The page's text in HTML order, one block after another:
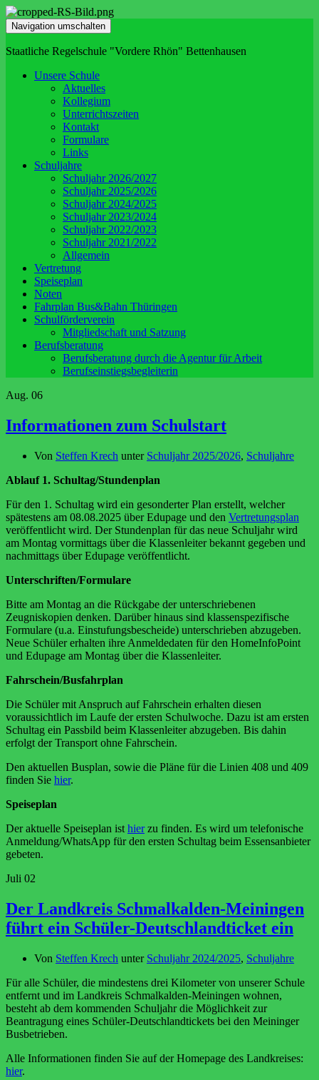
Navigation umschalten
Staatliche Regelschule "Vordere Rhön" Bettenhausen
Unsere Schule
Aktuelles
Kollegium
Unterrichtszeiten
Kontakt
Formulare
Links
Schuljahre
Schuljahr 2026/2027
Schuljahr 2025/2026
Schuljahr 2024/2025
Schuljahr 2023/2024
Schuljahr 2022/2023
Schuljahr 2021/2022
Allgemein
Vertretung
Speiseplan
Noten
Fahrplan Bus&Bahn Thüringen
Schulförderverein
Mitgliedschaft und Satzung
Berufsberatung
Berufsberatung durch die Agentur für Arbeit
Berufseinstiegsbegleiterin
Aug. 06
Informationen zum Schulstart
Von Steffen Krech unter Schuljahr 2025/2026, Schuljahre
Ablauf 1. Schultag/Stundenplan
Für den 1. Schultag wird ein gesonderter Plan erstellt, welcher
spätestens am 08.08.2025 über Edupage und den Vertretungsplan
veröffentlicht wird. Der Stundenplan für das neue Schuljahr wird
am Montag vormittags über die Klassenleiter bekannt gegeben und
nachmittags über Edupage veröffentlicht.
Unterschriften/Formulare
Bitte am Montag an die Rückgabe der unterschriebenen
Zeugniskopien denken. Darüber hinaus sind klassenspezifische
Formulare (u.a. Einstufungsbescheide) unterschrieben abzugeben.
Neue Schüler erhalten ihre Anmeldedaten für den HomeInfoPoint
und Edupage am Montag über die Klassenleiter.
Fahrschein/Busfahrplan
Die Schüler mit Anspruch auf Fahrschein erhalten diesen
voraussichtlich im Laufe der ersten Schulwoche. Dazu ist am ersten
Schultag ein Passbild beim Klassenleiter abzugeben. Bis dahin
erfolgt der Transport ohne Fahrschein.
Den aktuellen Busplan, sowie die Pläne für die Linien 408 und 409
finden Sie hier.
Speiseplan
Der aktuelle Speiseplan ist hierzu finden. Es wird um telefonische
Anmeldung/WhatsApp für den ersten Schultag beim Essensanbieter
gebeten.
Juli 02
Der Landkreis Schmalkalden-Meiningen
führt ein Schüler-Deutschlandticket ein
Von Steffen Krech unter Schuljahr 2024/2025, Schuljahre
Für alle Schüler, die mindestens drei Kilometer von unserer Schule
entfernt und im Landkreis Schmalkalden-Meiningen wohnen,
besteht ab dem kommenden Schuljahr die Möglichkeit zur
Beantragung eines Schüler-Deutschlandtickets bei den Meininger
Busbetrieben.
Alle Informationen finden Sie auf der Homepage des Landkreises:
hier.